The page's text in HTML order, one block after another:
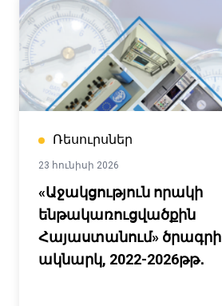
Ռեսուրսներ
23 հունիսի 2026
«Աջակցություն որակի
ենթակառուցվածքին
Հայաստանում» ծրագրի
ակնարկ, 2022-2026թթ․